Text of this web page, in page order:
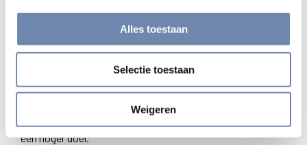
Alles toestaan
Selectie toestaan
Weigeren
goede te doen.’ (G.O. 315b)
Uit deze korte toelichting blijkt nog maar eens de
verstrengeling van ons handelen en onze gevoelens.
Vertroosting is een weldadige aansporing om verder ‘het
goede te doen’. Vertroosting is voor Ignatius geen doel op
zich, maar een welgekomen aansporing om te mikken op
een hoger doel.